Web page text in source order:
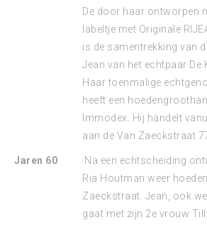
De door haar ontworpen
labeltje met Originale
is de samentrekking van
Jean van het echtpaar De
Haar toenmalige
heeft een
Immodex. Hij handelt
aan de Van Zaeckstraat
Jaren 60
Na een echtscheiding
Ria Houtman weer
Zaeckstraat. Jean, ook
gaat met zijn 2e vrouw